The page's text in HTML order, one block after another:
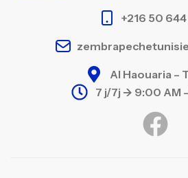
+216 50
Al Haouaria –
7 j/7j -> 9:00 AM